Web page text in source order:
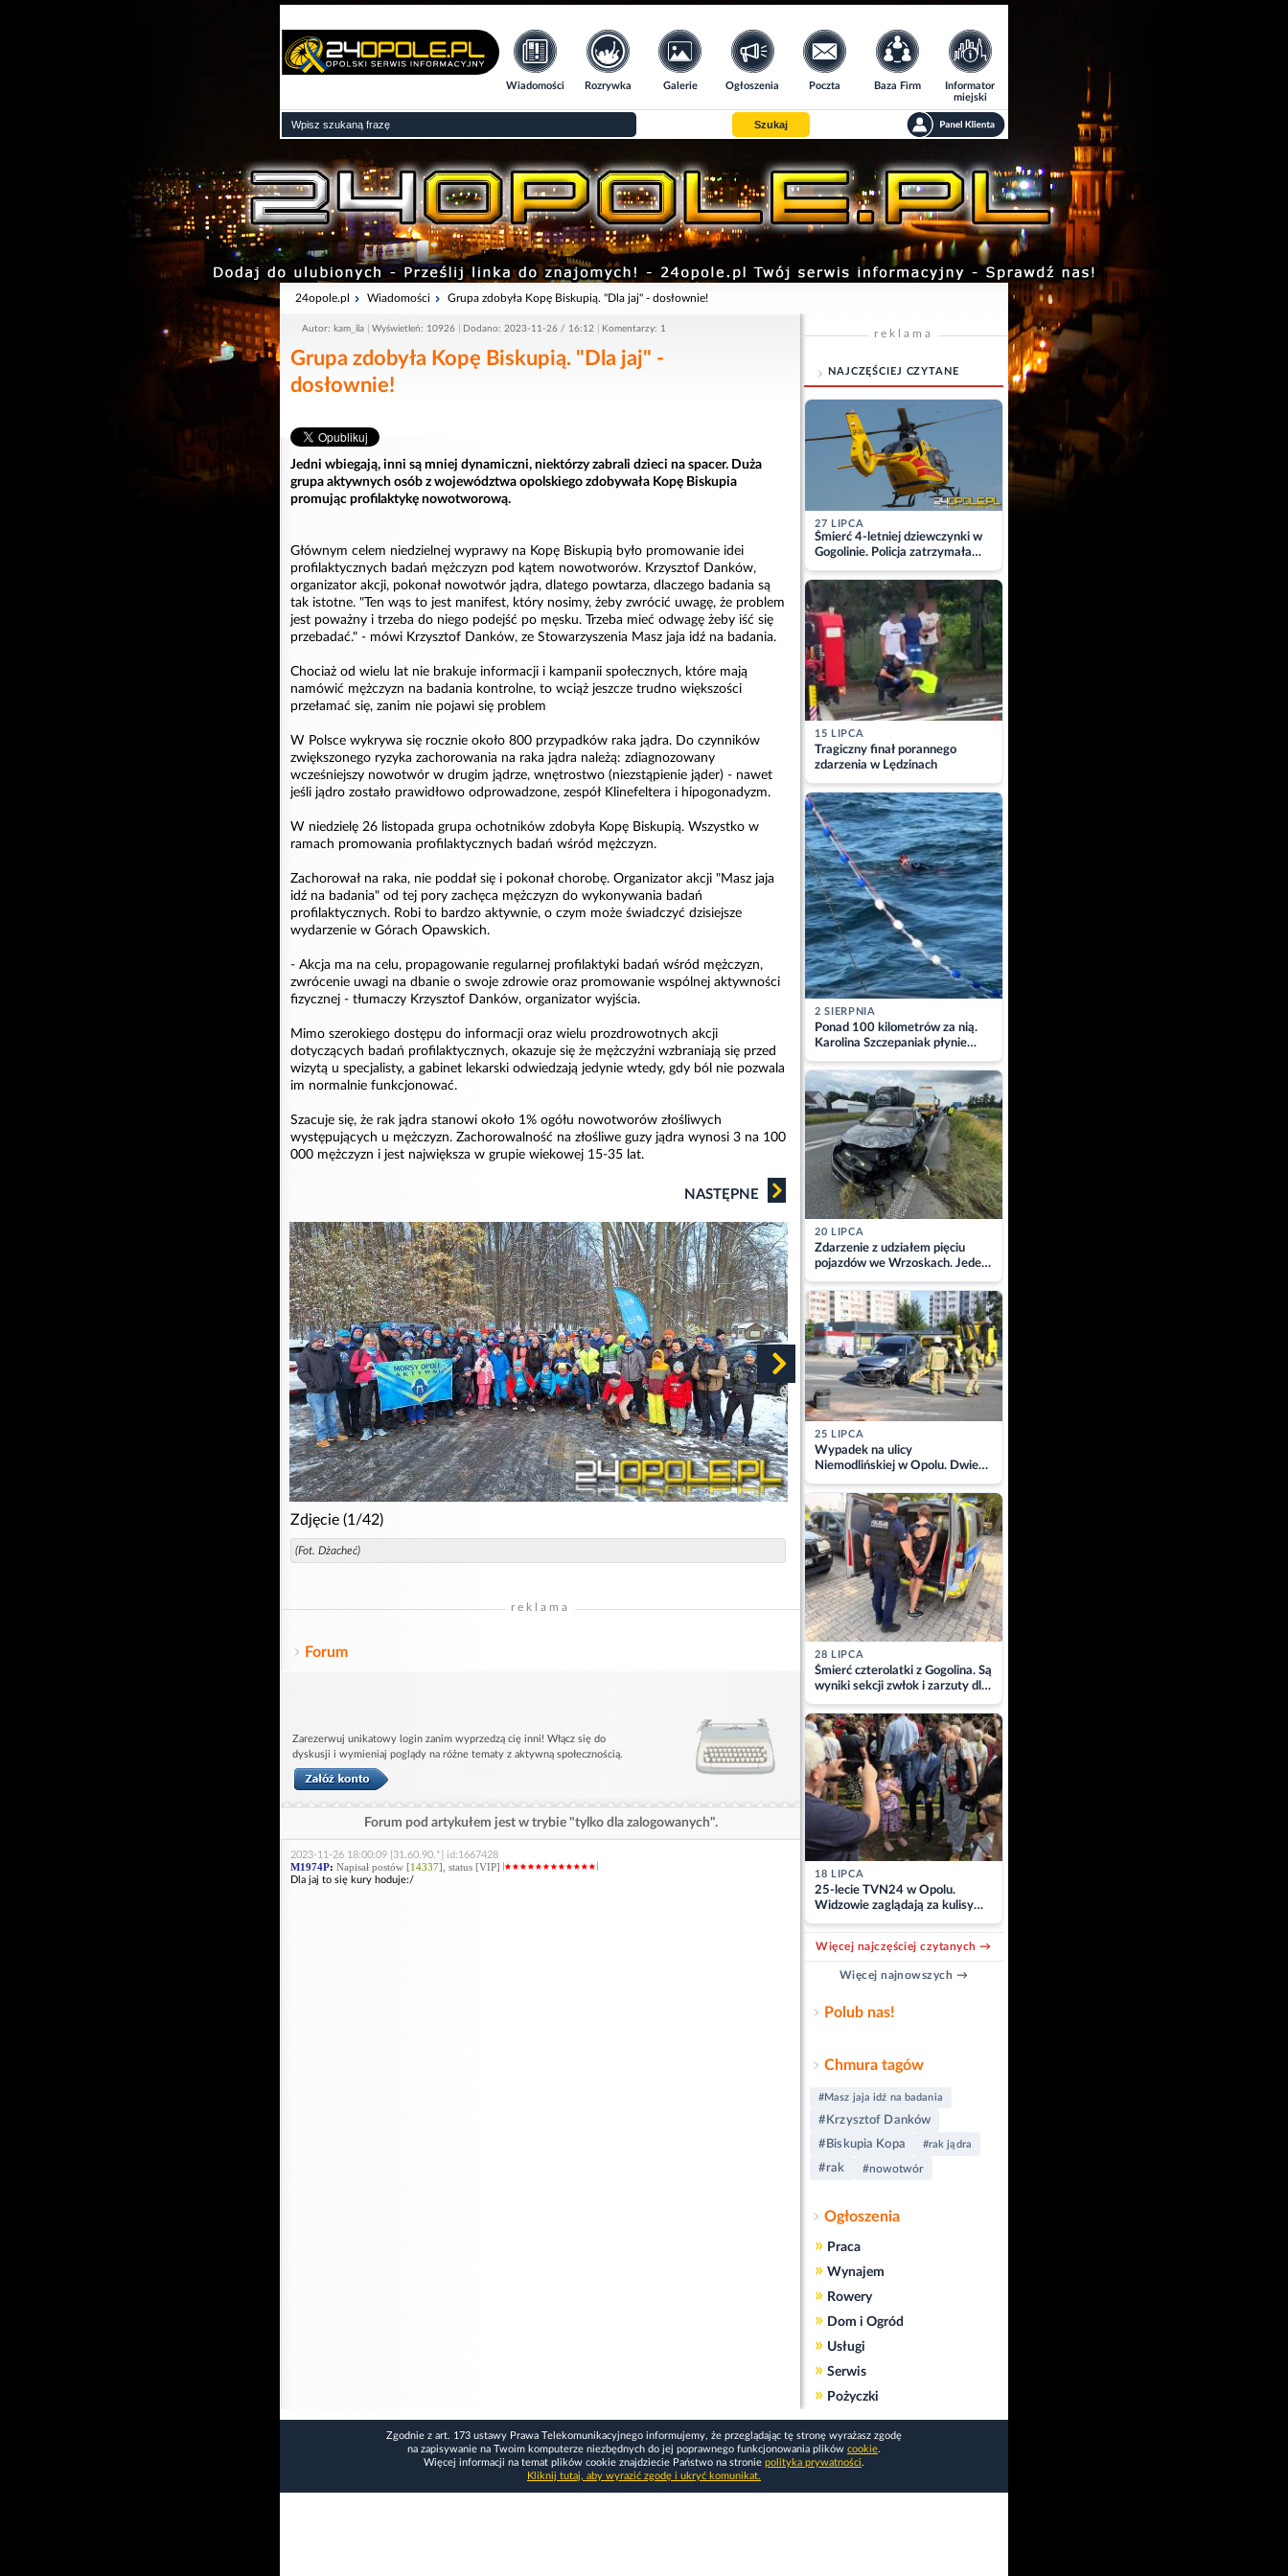
Wiadomości Rozrywka Galerie Ogłoszenia Poczta Baza Firm
Informator
miejski
Szukaj
24opole.pl Wiadomości Grupa zdobyła Kopę Biskupią. "Dla jaj" - dosłownie!
Autor: kam_ila Wyświetleń: 10926 Dodano: 2023-11-26 / 16:12 Komentarzy: 1
Grupa zdobyła Kopę Biskupią. "Dla jaj" -
dosłownie!
Jedni wbiegają, inni są mniej dynamiczni, niektórzy zabrali dzieci na spacer. Duża
grupa aktywnych osób z województwa opolskiego zdobywała Kopę Biskupia
promując profilaktykę nowotworową.
Głównym celem niedzielnej wyprawy na Kopę Biskupią było promowanie idei
profilaktycznych badań mężczyzn pod kątem nowotworów. Krzysztof Danków,
organizator akcji, pokonał nowotwór jądra, dlatego powtarza, dlaczego badania są
tak istotne. "Ten wąs to jest manifest, który nosimy, żeby zwrócić uwagę, że problem
jest poważny i trzeba do niego podejść po męsku. Trzeba mieć odwagę żeby iść się
przebadać." - mówi Krzysztof Danków, ze Stowarzyszenia Masz jaja idź na badania.
Chociaż od wielu lat nie brakuje informacji i kampanii społecznych, które mają
namówić mężczyzn na badania kontrolne, to wciąż jeszcze trudno większości
przełamać się, zanim nie pojawi się problem
W Polsce wykrywa się rocznie około 800 przypadków raka jądra. Do czynników
zwiększonego ryzyka zachorowania na raka jądra należą: zdiagnozowany
wcześniejszy nowotwór w drugim jądrze, wnętrostwo (niezstąpienie jąder) - nawet
jeśli jądro zostało prawidłowo odprowadzone, zespół Klinefeltera i hipogonadyzm.
W niedzielę 26 listopada grupa ochotników zdobyła Kopę Biskupią. Wszystko w
ramach promowania profilaktycznych badań wśród mężczyzn.
Zachorował na raka, nie poddał się i pokonał chorobę. Organizator akcji "Masz jaja
idź na badania" od tej pory zachęca mężczyzn do wykonywania badań
profilaktycznych. Robi to bardzo aktywnie, o czym może świadczyć dzisiejsze
wydarzenie w Górach Opawskich.
- Akcja ma na celu, propagowanie regularnej profilaktyki badań wśród mężczyzn,
zwrócenie uwagi na dbanie o swoje zdrowie oraz promowanie wspólnej aktywności
fizycznej - tłumaczy Krzysztof Danków, organizator wyjścia.
Mimo szerokiego dostępu do informacji oraz wielu prozdrowotnych akcji
dotyczących badań profilaktycznych, okazuje się że mężczyźni wzbraniają się przed
wizytą u specjalisty, a gabinet lekarski odwiedzają jedynie wtedy, gdy ból nie pozwala
im normalnie funkcjonować.
Szacuje się, że rak jądra stanowi około 1% ogółu nowotworów złośliwych
występujących u mężczyzn. Zachorowalność na złośliwe guzy jądra wynosi 3 na 100
000 mężczyzn i jest największa w grupie wiekowej 15-35 lat.
NASTĘPNE
Zdjęcie (1/42)
(Fot. Dżacheć)
reklama
Forum
Zarezerwuj unikatowy login zanim wyprzedzą cię inni! Włącz się do
dyskusji i wymieniaj poglądy na różne tematy z aktywną społecznością.
Forum pod artykułem jest w trybie "tylko dla zalogowanych".
2023-11-26 18:00:09 [31.60.90.*] id:1667428
M1974P: Napisał postów [14337], status [VIP]
Dla jaj to się kury hoduje:/
reklama
NAJCZĘŚCIEJ CZYTANE
27 LIPCA
Śmierć 4-letniej dziewczynki w
Gogolinie. Policja zatrzymała
matkę
15 LIPCA
Tragiczny finał porannego
zdarzenia w Lędzinach
2 SIERPNIA
Ponad 100 kilometrów za nią.
Karolina Szczepaniak płynie
przez Bałtyk dla Piotra.
Aktualizacja
20 LIPCA
Zdarzenie z udziałem pięciu
pojazdów we Wrzoskach. Jeden
z kierowców zabrany w
kajdankach
25 LIPCA
Wypadek na ulicy
Niemodlińskiej w Opolu. Dwie
osoby w szpitalu
28 LIPCA
Śmierć czterolatki z Gogolina. Są
wyniki sekcji zwłok i zarzuty dla
matki
18 LIPCA
25-lecie TVN24 w Opolu.
Widzowie zaglądają za kulisy
pracy stacji
Więcej najczęściej czytanych →
Więcej najnowszych →
Polub nas!
Chmura tagów
#Masz jaja idź na badania
#Krzysztof Danków
#Biskupia Kopa
#rak jądra
#rak #nowotwór
Ogłoszenia
» Praca
» Wynajem
» Rowery
» Dom i Ogród
» Usługi
» Serwis
» Pożyczki
Zgodnie z art. 173 ustawy Prawa Telekomunikacyjnego informujemy, że przeglądając tę stronę wyrażasz zgodę
na zapisywanie na Twoim komputerze niezbędnych do jej poprawnego funkcjonowania plików cookie.
Więcej informacji na temat plików cookie znajdziecie Państwo na stronie polityka prywatności.
Kliknij tutaj, aby wyrazić zgodę i ukryć komunikat.